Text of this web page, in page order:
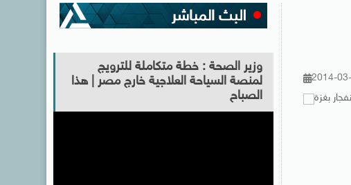
2014-
وزير الصحة : خطة متكاملة للترويج
لمنصة السياحة العلاجية خارج مصر | هذا
الصباح